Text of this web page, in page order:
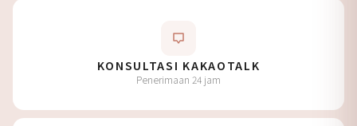
KONSULTASI KAKAOTALK
Penerimaan 24 jam